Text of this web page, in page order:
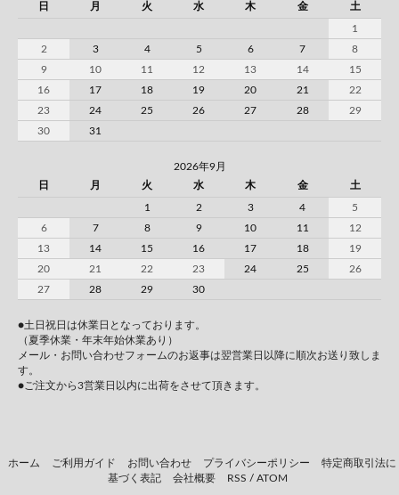
日
月 火 水 木 金 土
1
2
3 4 5 6 7
8
9
10 11 12 13 14
15
16
17 18 19 20 21
22
23
24 25 26 27 28
29
30
31
2026年9月
日
月 火 水 木 金 土
1 2 3 4
5
6
7 8 9 10 11
12
13
14 15 16 17 18
19
20
21 22 23 24 25
26
27
28 29 30
●土日祝日は休業日となっております。
（夏季休業・年末年始休業あり）
メール・お問い合わせフォームのお返事は翌営業日以降に順次お送り致しま
す。
●ご注文から3営業日以内に出荷をさせて頂きます。
ホーム ご利用ガイド お問い合わせ プライバシーポリシー
特定商取引法に
基づく表記
会社概要 RSS / ATOM